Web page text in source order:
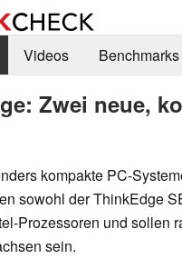
Videos
Zwei neue,
kompakte PC-
sowohl der ThinkEdge
Prozessoren und sollen
sein.